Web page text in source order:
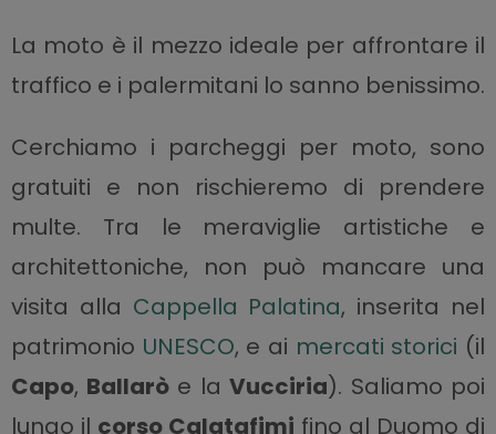
La moto è il mezzo ideale per affrontare il
traffico e i palermitani lo sanno benissimo.
Cerchiamo i parcheggi per moto, sono
gratuiti e non rischieremo di prendere
multe. Tra le meraviglie artistiche e
architettoniche, non può mancare una
visita alla Cappella Palatina, inserita nel
patrimonio UNESCO, e ai mercati storici (il
Capo, Ballarò e laVucciria). Saliamo poi
lungo il corso Calatafimi fino al Duomo di